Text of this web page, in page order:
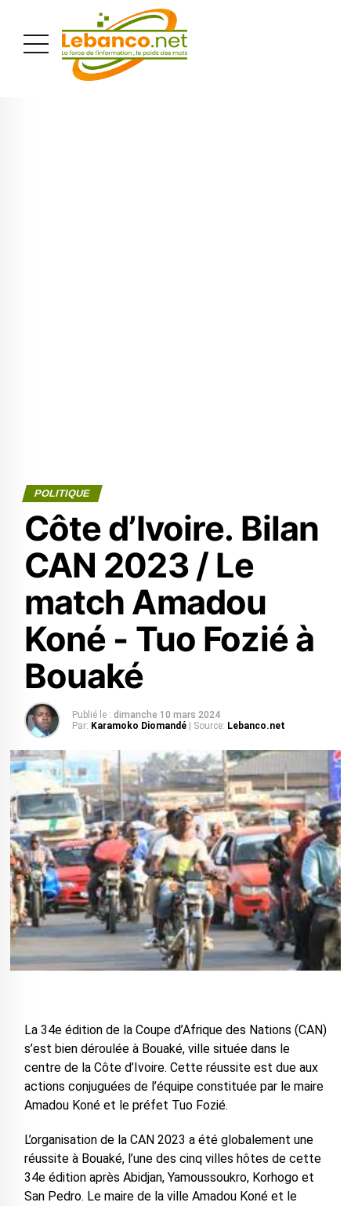
POLITIQUE
Côte d’Ivoire. Bilan
CAN 2023 / Le
match Amadou
Koné - Tuo Fozié à
Bouaké
Publié le : dimanche 10 mars 2024
Par: Karamoko Diomandé | Source: Lebanco.net
La 34e édition de la Coupe d’Afrique des Nations (CAN)
s’est bien déroulée à Bouaké, ville située dans le
centre de la Côte d’Ivoire. Cette réussite est due aux
actions conjuguées de l’équipe constituée par le maire
Amadou Koné et le préfet Tuo Fozié.
L’organisation de la CAN 2023 a été globalement une
réussite à Bouaké, l’une des cinq villes hôtes de cette
34e édition après Abidjan, Yamoussoukro, Korhogo et
San Pedro. Le maire de la ville Amadou Koné et le